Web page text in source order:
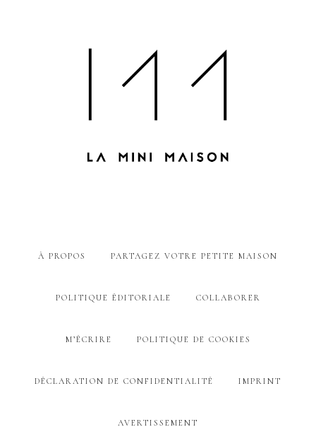
À PROPOS PARTAGEZ VOTRE PETITE MAISON
POLITIQUE ÉDITORIALE COLLABORER
M’ÉCRIRE POLITIQUE DE COOKIES
DÉCLARATION DE CONFIDENTIALITÉ IMPRINT
AVERTISSEMENT